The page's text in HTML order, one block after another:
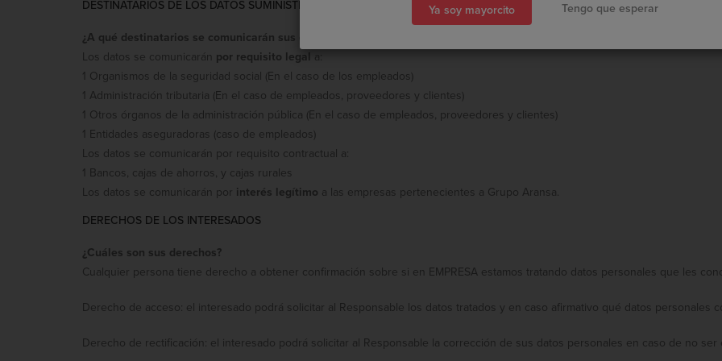
DESTINATARIOS DE LOS DATOS SUMINISTRADOS
¿A qué destinatarios se comunicarán sus datos?
Los datos se comunicarán por requisito legal
a:
1 Organismos de la seguridad social (En el caso de los empleados)
1 Administración tributaria (En el caso de empleados, proveedores y clientes)
1 Otros órganos de la administración pública (En el caso de empleados, proveedores y clientes)
1 Entidades aseguradoras (caso de empleados)
Los datos se comunicarán por requisito contractual a:
1 Bancos, cajas de ahorros, y cajas rurales
Los datos se comunicarán por interés legítimo a las empresas pertenecientes a Grupo Aransa.
DERECHOS DE LOS INTERESADOS
¿Cuáles son sus derechos?
Cualquier persona tiene derecho a obtener confirmación sobre si en EMPRESA estamos tratando datos personales que les
Derecho de acceso: el interesado podrá solicitar al Responsable los datos tratados y en caso afirmativo qué datos personales
Derecho de rectificación: el interesado podrá solicitar al Responsable la corrección de sus datos personales en caso de no ser
Ya soy mayorcito Tengo que esperar